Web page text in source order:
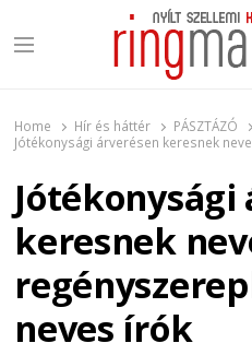
Menu
Home Hír és háttér
PÁSZTÁZÓ
Jótékonysági árverésen keresnek
Jótékonysági
keresnek
neves írók